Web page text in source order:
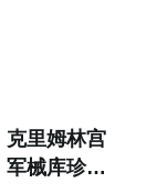
克里姆林宫
军械库珍